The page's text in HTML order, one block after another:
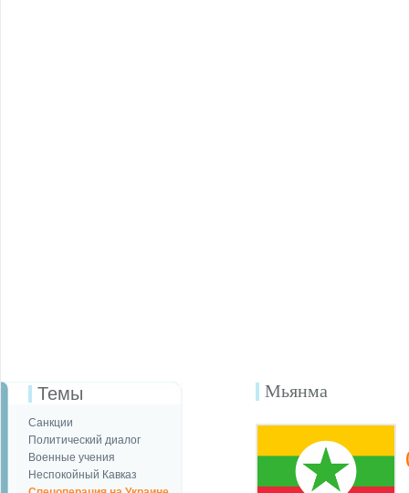
Темы
Санкции
Политический диалог
Военные учения
Неспокойный Кавказ
Мьянма